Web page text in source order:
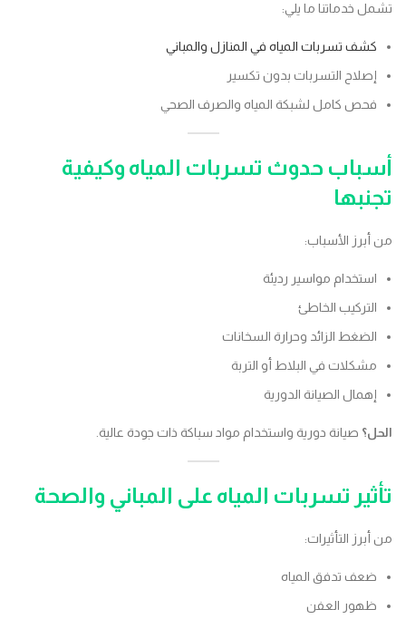
تشمل خدماتنا ما يلي:
كشف تسربات المياه في المنازل والمباني
إصلاح التسربات بدون تكسير
فحص كامل لشبكة المياه والصرف الصحي
أسباب حدوث تسربات المياه وكيفية
تجنبها
من أبرز الأسباب:
استخدام مواسير رديئة
التركيب الخاطئ
الضغط الزائد وحرارة السخانات
مشكلات في البلاط أو التربة
إهمال الصيانة الدورية
الحل؟ صيانة دورية واستخدام مواد سباكة ذات جودة عالية.
تأثير تسربات المياه على المباني والصحة
من أبرز التأثيرات:
ضعف تدفق المياه
ظهور العفن